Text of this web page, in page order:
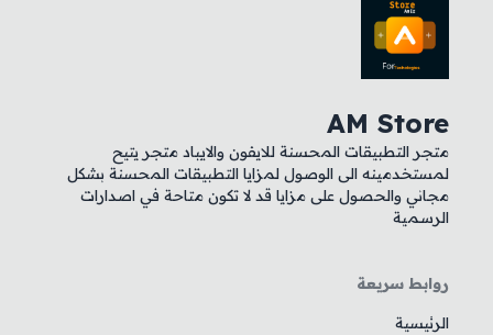
AM Store
متجر التطبيقات المحسنة للايفون والايباد متجر يتيح
لمستخدمينه الى الوصول لمزايا التطبيقات المحسنة بشكل
مجاني والحصول على مزايا قد لا تكون متاحة في اصدارات
الرسمية
روابط سريعة
الرئيسية